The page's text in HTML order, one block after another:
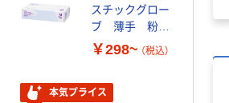
スチックグロー
ブ 薄手 粉な
し（パウダーフ
￥298~ （税込）
本気プライス